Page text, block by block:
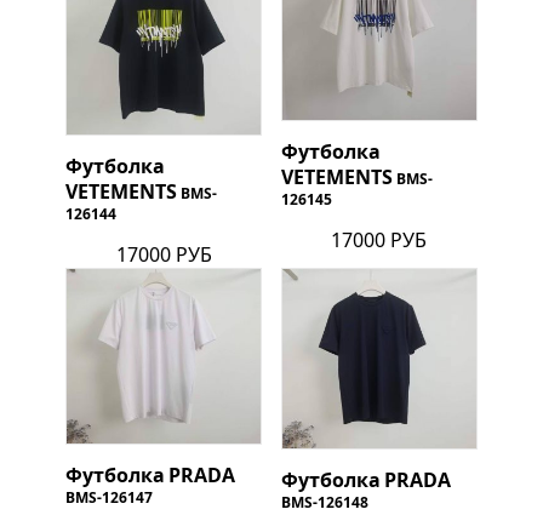
Футболка
VETEMENTS BMS-
126144
17000 РУБ
Футболка
VETEMENTS BMS-
126145
17000 РУБ
Футболка PRADA
BMS-126147
Футболка PRADA
BMS-126148